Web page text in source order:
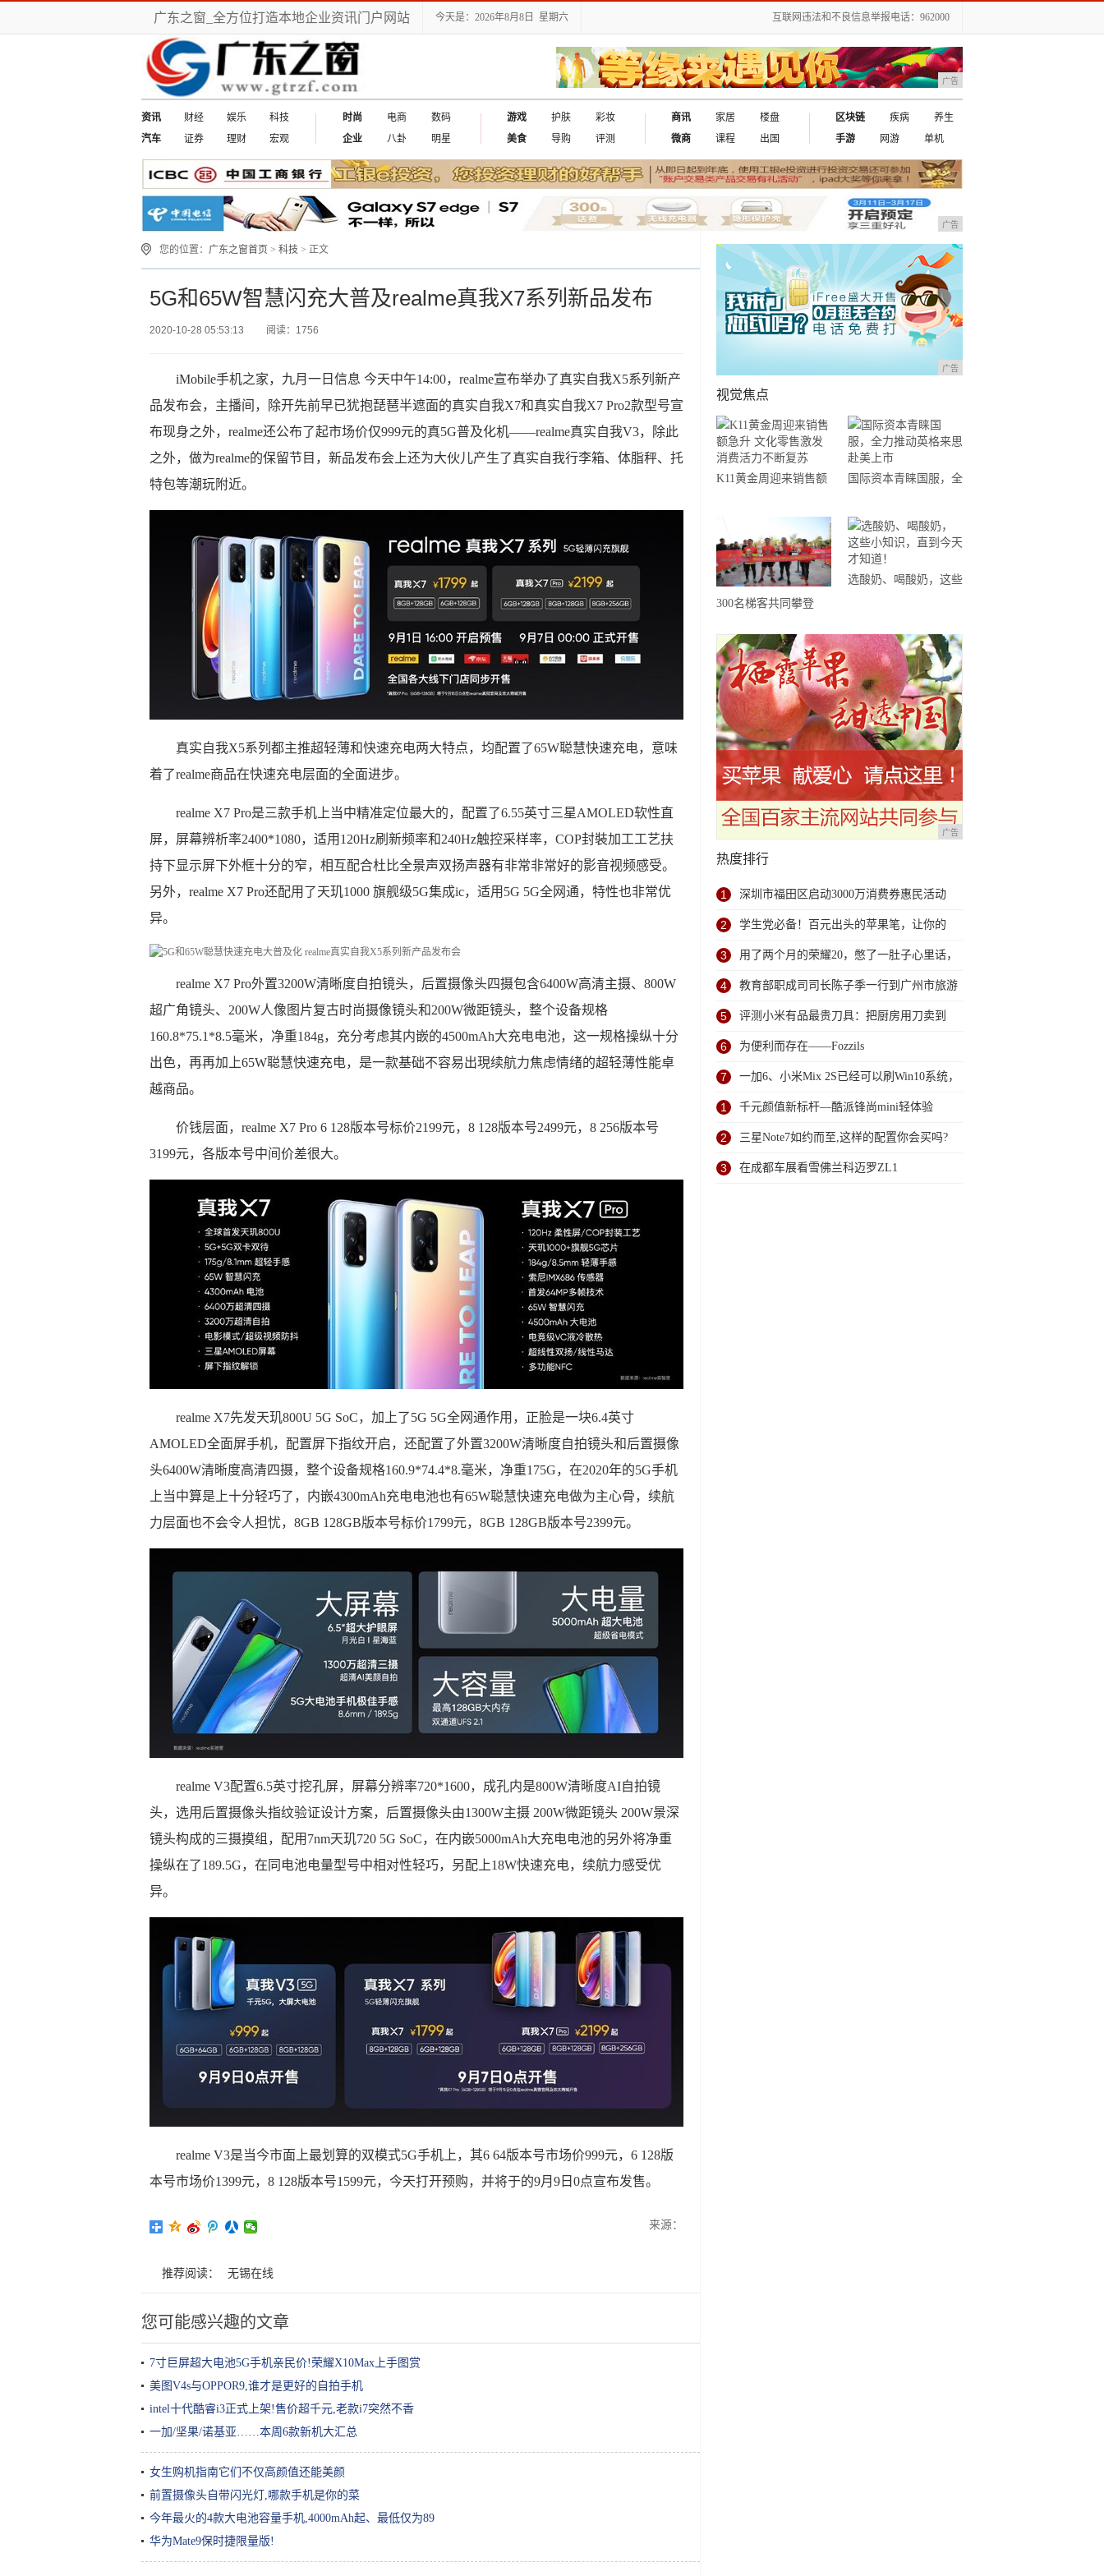
广东之窗_全方位打造本地企业资讯门户网站 今天是：2026年8月8日 星期六 互联网违法和不良信息举报电话：962000
广告
资讯 财经 娱乐
科技
汽车
证券 理财 宏观
时尚 电商
数码
企业
八卦 明星
游戏 护肤
彩妆
美食
导购 评测
商讯 家居
楼盘
微商
课程 出国
区块链 疾病
养生
手游
网游 单机
广告
您的位置： 广东之窗首页 > 科技 > 正文
5G和65W智慧闪充大普及realme真我X7系列新品发布
2020-10-28 05:53:13 阅读：1756
iMobile手机之家，九月一日信息 今天中午14:00，realme宣布举办了真实自我X5系列新产
品发布会，主播间，除开先前早已犹抱琵琶半遮面的真实自我X7和真实自我X7 Pro2款型号宣
布现身之外，realme还公布了起市场价仅999元的真5G普及化机——realme真实自我V3，除此
之外，做为realme的保留节目，新品发布会上还为大伙儿产生了真实自我行李箱、体脂秤、托
特包等潮玩附近。
真实自我X5系列都主推超轻薄和快速充电两大特点，均配置了65W聪慧快速充电，意味
着了realme商品在快速充电层面的全面进步。
realme X7 Pro是三款手机上当中精准定位最大的，配置了6.55英寸三星AMOLED软性直
屏，屏幕辨析率2400*1080，适用120Hz刷新频率和240Hz触控采样率，COP封裝加工工艺扶
持下显示屏下外框十分的窄，相互配合杜比全景声双扬声器有非常非常好的影音视频感受。
另外，realme X7 Pro还配用了天玑1000 旗舰级5G集成ic，适用5G 5G全网通，特性也非常优
异。
realme X7 Pro外置3200W清晰度自拍镜头，后置摄像头四摄包含6400W高清主摄、800W
超广角镜头、200W人像图片复古时尚摄像镜头和200W微距镜头，整个设备规格
160.8*75.1*8.5毫米，净重184g，充分考虑其内嵌的4500mAh大充电电池，这一规格操纵十分
出色，再再加上65W聪慧快速充电，是一款基础不容易出現续航力焦虑情绪的超轻薄性能卓
越商品。
价钱层面，realme X7 Pro 6 128版本号标价2199元，8 128版本号2499元，8 256版本号
3199元，各版本号中间价差很大。
realme X7先发天玑800U 5G SoC，加上了5G 5G全网通作用，正脸是一块6.4英寸
AMOLED全面屏手机，配置屏下指纹开启，还配置了外置3200W清晰度自拍镜头和后置摄像
头6400W清晰度高清四摄，整个设备规格160.9*74.4*8.毫米，净重175G，在2020年的5G手机
上当中算是上十分轻巧了，内嵌4300mAh充电电池也有65W聪慧快速充电做为主心骨，续航
力层面也不会令人担忧，8GB 128GB版本号标价1799元，8GB 128GB版本号2399元。
realme V3配置6.5英寸挖孔屏，屏幕分辨率720*1600，成孔内是800W清晰度AI自拍镜
头，选用后置摄像头指纹验证设计方案，后置摄像头由1300W主摄 200W微距镜头 200W景深
镜头构成的三摄摸组，配用7nm天玑720 5G SoC，在内嵌5000mAh大充电电池的另外将净重
操纵在了189.5G，在同电池电量型号中相对性轻巧，另配上18W快速充电，续航力感受优
异。
realme V3是当今市面上最划算的双模式5G手机上，其6 64版本号市场价999元，6 128版
本号市场价1399元，8 128版本号1599元，今天打开预购，并将于的9月9日0点宣布发售。
来源：
推荐阅读： 无锡在线
您可能感兴趣的文章
7寸巨屏超大电池5G手机亲民价!荣耀X10Max上手图赏
美图V4s与OPPOR9,谁才是更好的自拍手机
intel十代酷睿i3正式上架!售价超千元,老款i7突然不香
一加/坚果/诺基亚……本周6款新机大汇总
女生购机指南它们不仅高颜值还能美颜
前置摄像头自带闪光灯,哪款手机是你的菜
今年最火的4款大电池容量手机,4000mAh起、最低仅为89
华为Mate9保时捷限量版!
广告
视觉焦点
K11黄金周迎来销售额
国际资本青睐国服，全
市
300名梯客共同攀登
级精英赛顺德海骏达中
心站欢乐开跑
选酸奶、喝酸奶，这些
广告
热度排行
1 深圳市福田区启动3000万消费券惠民活动
2 学生党必备！百元出头的苹果笔，让你的
iPad成为学习神器
3 用了两个月的荣耀20，憋了一肚子心里话，
今天终于一吐为快
4 教育部职成司司长陈子季一行到广州市旅游
商务职业学校考察调研
5 评测小米有品最贵刀具：把厨房用刀卖到
999元的秘密
6 为便利而存在——Fozzils
7 一加6、小米Mix 2S已经可以刷Win10系统，
网友：安卓提不动刀了？
1 千元颜值新标杆—酷派锋尚mini轻体验
2 三星Note7如约而至,这样的配置你会买吗?
3 在成都车展看雪佛兰科迈罗ZL1